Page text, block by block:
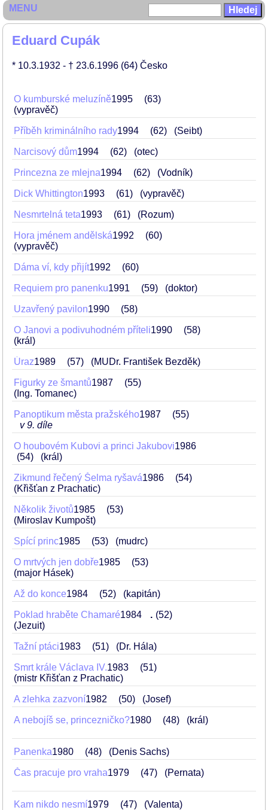
Eduard Cupák
* 10.3.1932 - † 23.6.1996 (64) Česko
O kumburské meluzíně1995
63
(vypravěč)
Příběh kriminálního rady1994 62 (Seibt)
Narcisový dům1994 62 (otec)
Princezna ze mlejna1994 62 (Vodník)
Dick Whittington1993 61 (vypravěč)
Nesmrtelná teta1993 61 (Rozum)
Hora jménem andělská1992
60
(vypravěč)
Dáma ví, kdy přijít1992 60
Requiem pro panenku1991 59 (doktor)
Uzavřený pavilon1990 58
O Janovi a podivuhodném příteli1990
58
(král)
Úraz1989 57 (MUDr. František Bezděk)
Figurky ze šmantů1987
55
(Ing. Tomanec)
Panoptikum města pražského1987
55
v 9. díle
O houbovém Kubovi a princi Jakubovi1986
54
(král)
Zikmund řečený Šelma ryšavá1986
54
(Křišťan z Prachatic)
Několik životů1985
53
(Miroslav Kumpošt)
Spící princ1985 53 (mudrc)
O mrtvých jen dobře1985
53
(major Hásek)
Až do konce1984 52 (kapitán)
Poklad hraběte Chamaré1984 . 52
(Jezuit)
Tažní ptáci1983 51 (Dr. Hála)
Smrt krále Václava IV.1983
51
(mistr Křišťan z Prachatic)
A zlehka zazvoní1982 50 (Josef)
A nebojíš se, princezničko?1980 48 (král)
Panenka1980 48 (Denis Sachs)
Čas pracuje pro vraha1979 47 (Pernata)
Kam nikdo nesmí1979 47 (Valenta)
MENU